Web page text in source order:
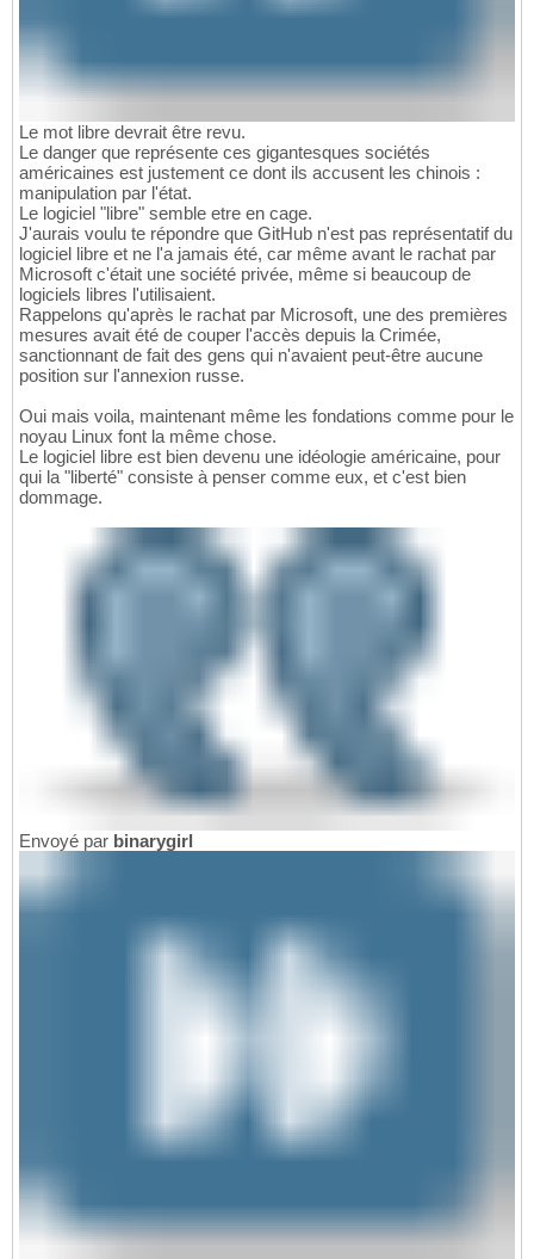
Le mot libre devrait être revu.
Le danger que représente ces gigantesques sociétés
américaines est justement ce dont ils accusent les chinois :
manipulation par l'état.
Le logiciel "libre" semble etre en cage.
J'aurais voulu te répondre que GitHub n'est pas représentatif du
logiciel libre et ne l'a jamais été, car même avant le rachat par
Microsoft c'était une société privée, même si beaucoup de
logiciels libres l'utilisaient.
Rappelons qu'après le rachat par Microsoft, une des premières
mesures avait été de couper l'accès depuis la Crimée,
sanctionnant de fait des gens qui n'avaient peut-être aucune
position sur l'annexion russe.
Oui mais voila, maintenant même les fondations comme pour le
noyau Linux font la même chose.
Le logiciel libre est bien devenu une idéologie américaine, pour
qui la "liberté" consiste à penser comme eux, et c'est bien
dommage.
Envoyé par binarygirl